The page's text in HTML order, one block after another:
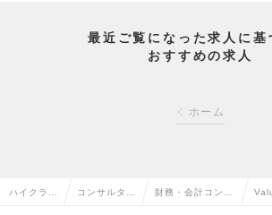
最近ご覧になった求人に基
おすすめの求人
ホーム
ハイクラス コンサルタン 財務・会計コンサ